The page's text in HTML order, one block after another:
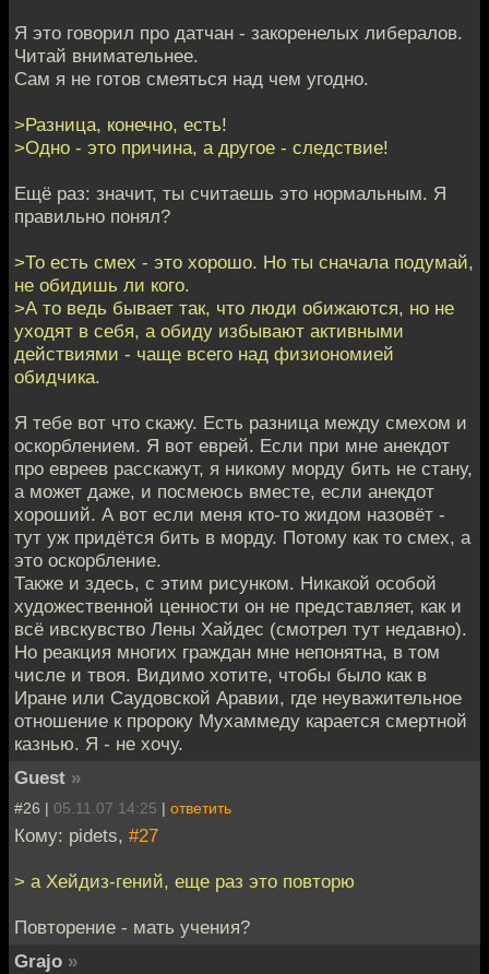
Я это говорил про датчан - закоренелых либералов.
Читай внимательнее.
Сам я не готов смеяться над чем угодно.
>Разница, конечно, есть!
>Одно - это причина, а другое - следствие!
Ещё раз: значит, ты считаешь это нормальным. Я
правильно понял?
>То есть смех - это хорошо. Но ты сначала подумай,
не обидишь ли кого.
>А то ведь бывает так, что люди обижаются, но не
уходят в себя, а обиду избывают активными
действиями - чаще всего над физиономией
обидчика.
Я тебе вот что скажу. Есть разница между смехом и
оскорблением. Я вот еврей. Если при мне анекдот
про евреев расскажут, я никому морду бить не стану,
а может даже, и посмеюсь вместе, если анекдот
хороший. А вот если меня кто-то жидом назовёт -
тут уж придётся бить в морду. Потому как то смех, а
это оскорбление.
Также и здесь, с этим рисунком. Никакой особой
художественной ценности он не представляет, как и
всё ивскувство Лены Хайдес (смотрел тут недавно).
Но реакция многих граждан мне непонятна, в том
числе и твоя. Видимо хотите, чтобы было как в
Иране или Саудовской Аравии, где неуважительное
отношение к пророку Мухаммеду карается смертной
казнью. Я - не хочу.
Guest »
#26 | 05.11.07 14:25 | ответить
Кому: pidets, #27
> а Хейдиз-гений, еще раз это повторю
Повторение - мать учения?
Grajo »